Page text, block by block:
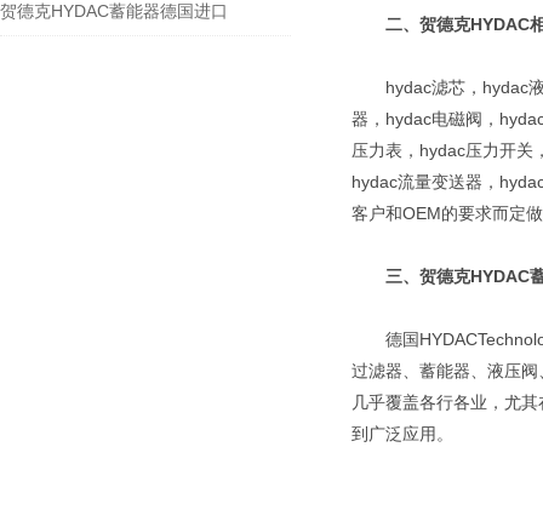
贺德克HYDAC蓄能器德国进口
二、贺德克HYDAC
hydac滤芯，hydac液
器，hydac电磁阀，
压力表，hydac压力开关
hydac流量变送器，
客户和OEM的要求而定
三、贺德克HYDAC
德国
过滤器、蓄能器、液压
几乎覆盖各行各业，尤
到广泛应用。